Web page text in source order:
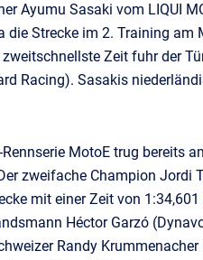
Ayumu Sasaki vom LIQUI
die Strecke im 2. Training am
Zeit fuhr der
Racing). Sasakis
MotoE trug bereits
zweifache Champion Jordi
mit einer Zeit von
Héctor Garzó
Randy